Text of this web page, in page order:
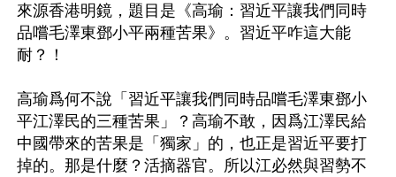
來源香港明鏡，題目是《高瑜：習近平讓我們同時
品嚐毛澤東鄧小平兩種苦果》。習近平咋這大能
耐？！
高瑜爲何不說「習近平讓我們同時品嚐毛澤東鄧小
平江澤民的三種苦果」？高瑜不敢，因爲江澤民給
中國帶來的苦果是「獨家」的，也正是習近平要打
掉的。那是什麼？活摘器官。所以江必然與習勢不